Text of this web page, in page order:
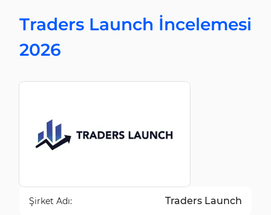
Traders Launch İncelemesi
2026
Şirket Adı: Traders Launch